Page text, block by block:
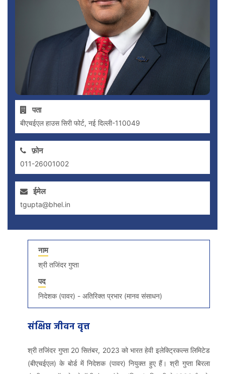
पता
बीएचईएल हाउस सिरी फोर्ट, नई दिल्ली-110049
फ़ोन
011-26001002
ईमेल
tgupta@bhel.in
नाम
श्री तजिंदर गुप्ता
पद
निदेशक (पावर) - अतिरिक्त प्रभार (मानव संसाधन)
संक्षिप्त जीवन वृत्त
श्री तजिंदर गुप्ता 20 सितंबर, 2023 को भारत हेवी इलेक्ट्रिकल्स लिमिटेड
(बीएचईएल) के बोर्ड में निदेशक (पावर) नियुक्त हुए हैं। श्री गुप्ता बिरला